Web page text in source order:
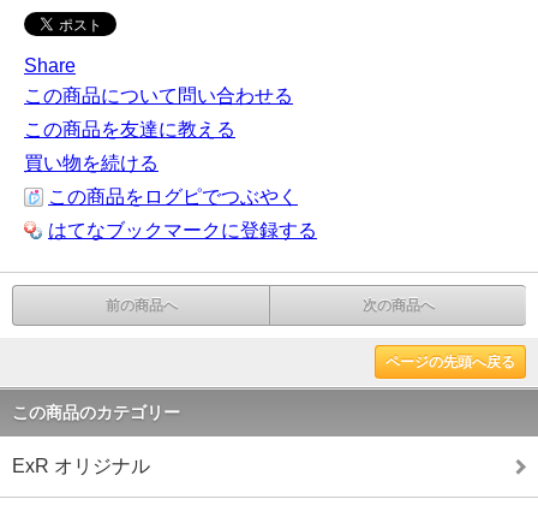
Share
この商品について問い合わせる
この商品を友達に教える
買い物を続ける
この商品をログピでつぶやく
はてなブックマークに登録する
前の商品へ 次の商品へ
ページの先頭へ戻る
この商品のカテゴリー
ExR オリジナル